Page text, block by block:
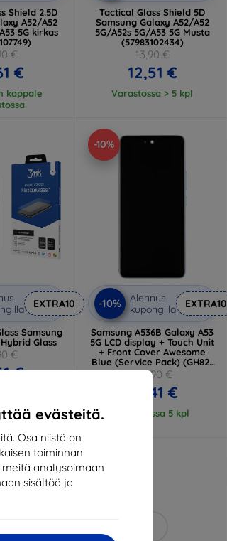
evästeitä.
Osa niistä on
toiminnan
analysoimaan
sisältöä ja
Shield 2.5D
A52/A52
5G kirkas
€
€
kappale
Tactical Glass Shield 5D
Samsung Galaxy A52/A52
5G/A52s 5G/A53 5G Musta
(57983102434)
13,90 €
12,51 €
Varastossa > 5 kpl
EXTRA10
Samsung
Hybrid Glass
€
€
-10%
-10%
Alennus
kupongilla
EXTRA10
Samsung A536B Galaxy A53
5G LCD display + Touch Unit
+ Front Cover Awesome
Blue (Service Pack) (GH82-
28024C)
104,90 €
94,41 €
Varastossa 5 kpl
-10%